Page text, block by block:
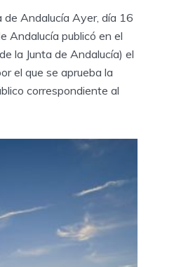
de Andalucía Ayer, día 16
Andalucía publicó en el
la Junta de Andalucía) el
el que se aprueba la
correspondiente al